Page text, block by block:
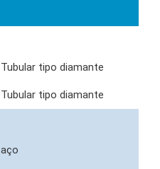
Tubular tipo diamante
Tubular tipo diamante
aço